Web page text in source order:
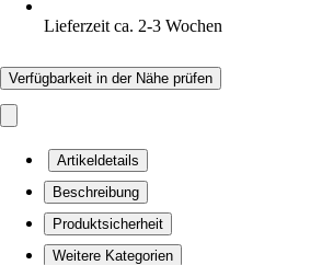
Lieferzeit ca. 2-3 Wochen
Verfügbarkeit in der Nähe prüfen
Artikeldetails
Beschreibung
Produktsicherheit
Weitere Kategorien